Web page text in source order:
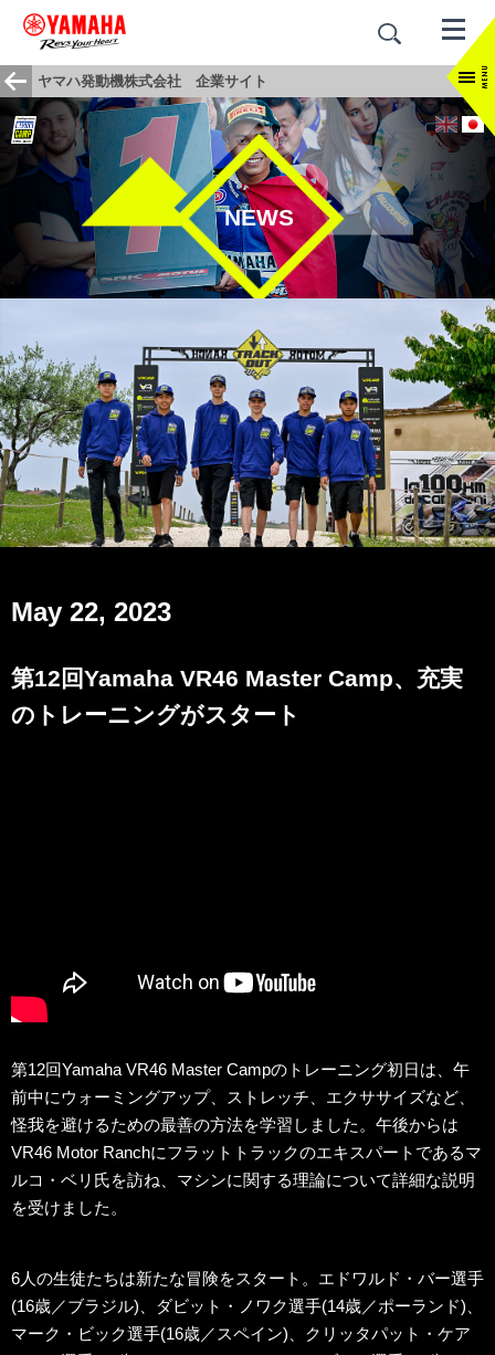
ヤマハ発動機株式会社 企業サイト
NEWS
May 22, 2023
第12回Yamaha VR46 Master Camp、充実
のトレーニングがスタート
第12回Yamaha VR46 Master Campのトレーニング初日は、午
前中にウォーミングアップ、ストレッチ、エクササイズなど、
怪我を避けるための最善の方法を学習しました。午後からは
VR46 Motor Ranchにフラットトラックのエキスパートであるマ
ルコ・ベリ氏を訪ね、マシンに関する理論について詳細な説明
を受けました。
6人の生徒たちは新たな冒険をスタート。エドワルド・バー選手
(16歳／ブラジル)、ダビット・ノワク選手(14歳／ポーランド)、
マーク・ビック選手(16歳／スペイン)、クリッタパット・ケア